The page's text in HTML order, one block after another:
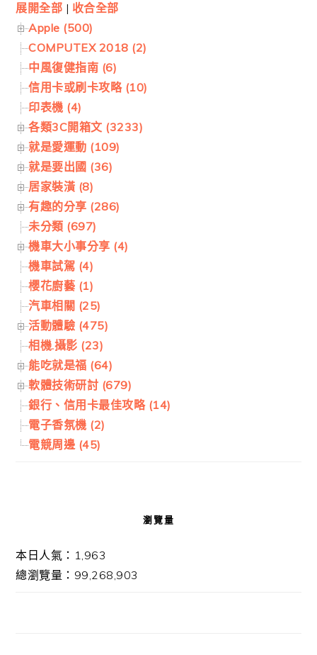
展開全部 | 收合全部
Apple (500)
COMPUTEX 2018 (2)
中風復健指南 (6)
信用卡或刷卡攻略 (10)
印表機 (4)
各類3C開箱文 (3233)
就是愛運動 (109)
就是要出國 (36)
居家裝潢 (8)
有趣的分享 (286)
未分類 (697)
機車大小事分享 (4)
機車試駕 (4)
櫻花廚藝 (1)
汽車相關 (25)
活動體驗 (475)
相機.攝影 (23)
能吃就是福 (64)
軟體技術研討 (679)
銀行、信用卡最佳攻略 (14)
電子香氛機 (2)
電競周邊 (45)
瀏覽量
本日人氣：1,963
總瀏覽量：99,268,903